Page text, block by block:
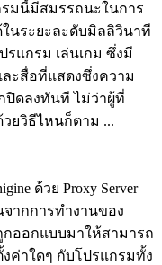
มนี้มีสมรรถนะในการ
นระยะละดับมิลลิวินาที
รแกรม เล่นเกม ซึ่งมี
ะสื่อที่แสดงซึ่งความ
ปิดลงทันที ไม่ว่าผู้ที่
ยวิธีไหนก็ตาม ...
ด้วย Proxy Server
ากการทำงานของ
กออกแบบมาให้สามารถ
งค่าใดๆ กับโปรแกรมทั้ง